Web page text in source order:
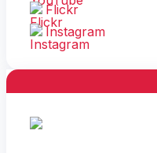
Flickr
Instagram